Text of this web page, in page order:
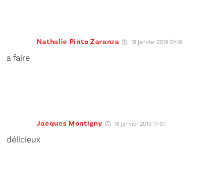
Nathalie Pinto Zaranza 18 janvier 2019 0h16
a faire
Jacques Montigny 18 janvier 2019 7h07
délicieux